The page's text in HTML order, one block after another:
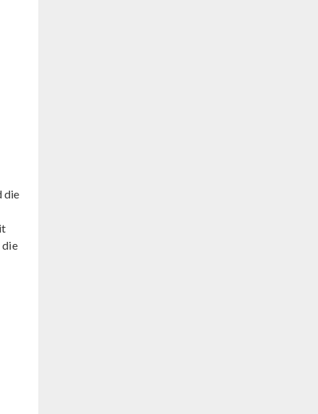
die
die